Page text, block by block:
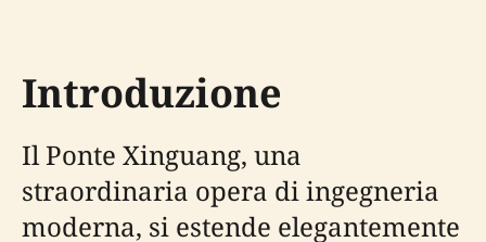
Introduzione
Il Ponte Xinguang, una
straordinaria opera di ingegneria
moderna, si estende elegantemente